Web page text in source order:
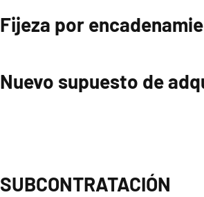
Fijeza por
Nuevo supuesto de
SUBCONTRATACIÓN